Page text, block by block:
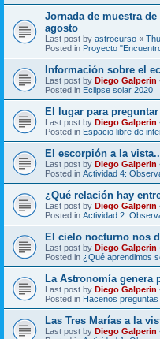
Jornada de muestra
agosto
Last post by astrocurso «
Posted in Proyecto
Información sobre el
Last post by Diego Galperin
Posted in Eclipse solar 2020
El lugar para
Last post by Diego Galperin
Posted in Espacio libre de
El escorpión a la
Last post by Diego Galperin
Posted in Actividad 4:
¿Qué relación hay
Last post by Diego Galperin
Posted in Actividad 2:
El cielo nocturno nos
Last post by Diego Galperin
Posted in ¿Qué aprendimos
La Astronomía genera
Last post by Diego Galperin
Posted in Hacenos preguntas
Las Tres Marías a la
Last post by Diego Galperin